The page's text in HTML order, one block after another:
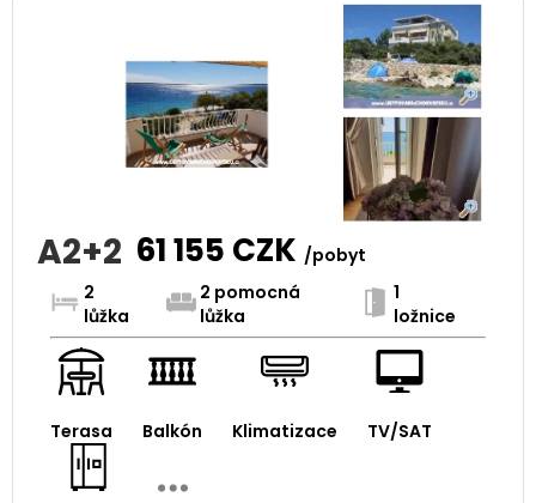
A2+2 61 155 CZK /pobyt
2
lůžka
2 pomocná
lůžka
1
ložnice
Terasa Balkón Klimatizace TV/SAT